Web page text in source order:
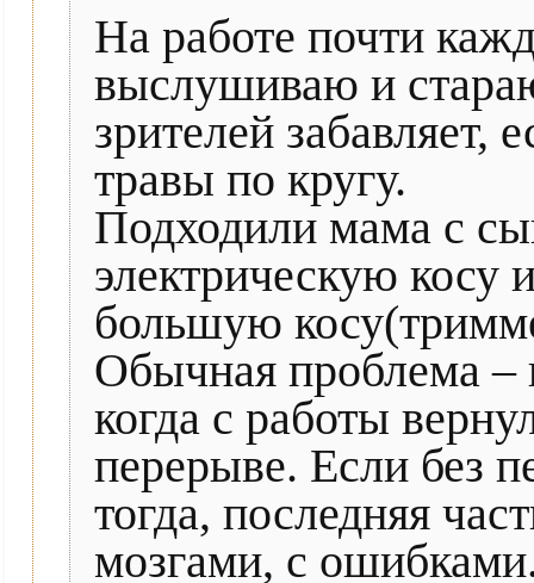
На работе почти
выслушиваю и
зрителей
травы по кругу.
Подходили мама с
электрическую косу
большую
Обычная проблема –
когда с работы
перерыве. Если без
тогда, последняя
мозгами, с